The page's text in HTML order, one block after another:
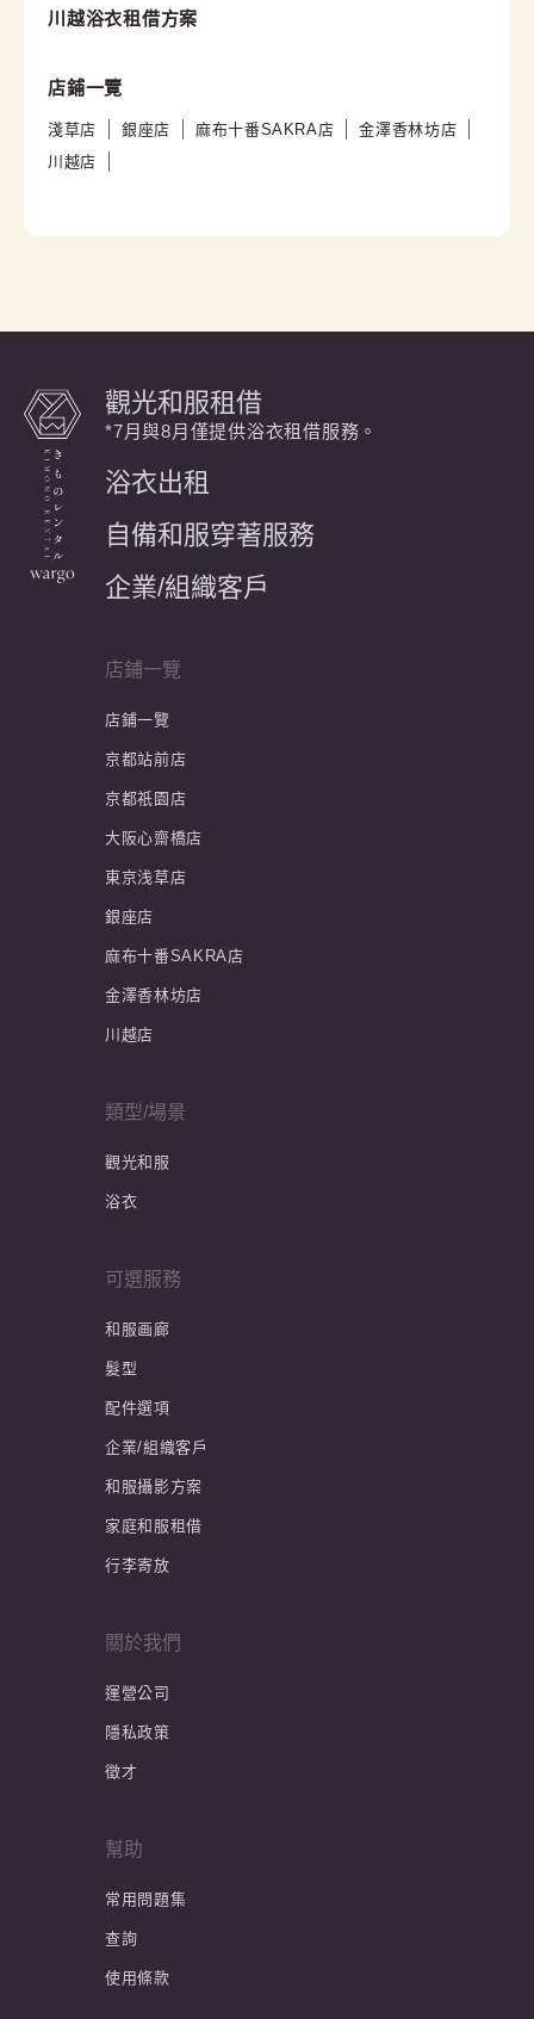
川越浴衣租借方案
店鋪一覽
淺草店 銀座店 麻布十番SAKRA店
金澤香林坊店
川越店
觀光和服租借
*7月與8月僅提供浴衣租借服務。
浴衣出租
自備和服穿著服務
企業/組織客戶
店鋪一覽
店鋪一覽
京都站前店
京都祇園店
大阪心齋橋店
東京浅草店
銀座店
麻布十番SAKRA店
金澤香林坊店
川越店
類型/場景
觀光和服
浴衣
可選服務
和服画廊
髮型
配件選項
企業/組織客戶
和服攝影方案
家庭和服租借
行李寄放
關於我們
運營公司
隱私政策
徵才
幫助
常用問題集
查詢
使用條款